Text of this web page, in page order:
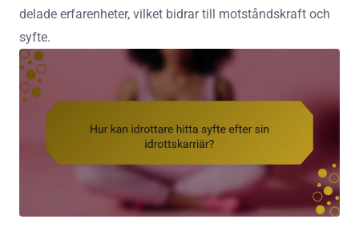
delade erfarenheter, vilket bidrar till motståndskraft och
syfte.